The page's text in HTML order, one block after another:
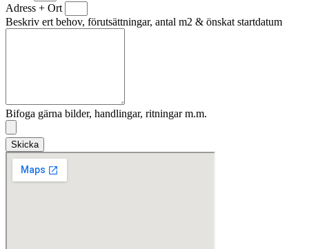
Adress + Ort
Beskriv ert behov, förutsättningar, antal m2 & önskat startdatum
Bifoga gärna bilder, handlingar, ritningar m.m.
Skicka